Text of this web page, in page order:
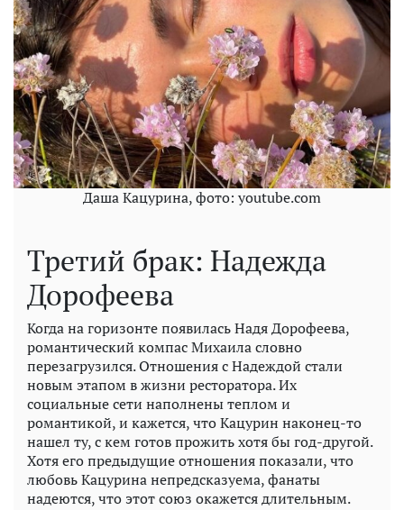
Даша Кацурина, фото: youtube.com
Третий брак: Надежда
Дорофеева
Когда на горизонте появилась Надя Дорофеева,
романтический компас Михаила словно
перезагрузился. Отношения с Надеждой стали
новым этапом в жизни ресторатора. Их
социальные сети наполнены теплом и
романтикой, и кажется, что Кацурин наконец-то
нашел ту, с кем готов прожить хотя бы год-другой.
Хотя его предыдущие отношения показали, что
любовь Кацурина непредсказуема, фанаты
надеются, что этот союз окажется длительным.